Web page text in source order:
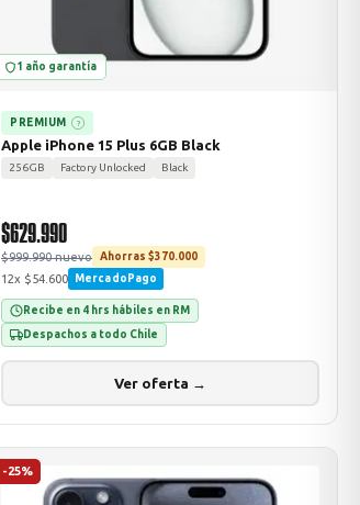
1 año garantía
PREMIUM ?
Apple iPhone 15 Plus 6GB Black
256GB Factory Unlocked Black
$629.990
$999.990 nuevo Ahorras $370.000
12x $54.600 MercadoPago
Recibe en 4 hrs hábiles en RM
Despachos a todo Chile
Ver oferta →
-25%